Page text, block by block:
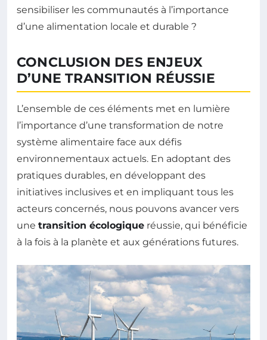
sensibiliser les communautés à l’importance
d’une alimentation locale et durable ?
CONCLUSION DES ENJEUX
D’UNE TRANSITION RÉUSSIE
L’ensemble de ces éléments met en lumière
l’importance d’une transformation de notre
système alimentaire face aux défis
environnementaux actuels. En adoptant des
pratiques durables, en développant des
initiatives inclusives et en impliquant tous les
acteurs concernés, nous pouvons avancer vers
une transition écologique réussie, qui bénéficie
à la fois à la planète et aux générations futures.